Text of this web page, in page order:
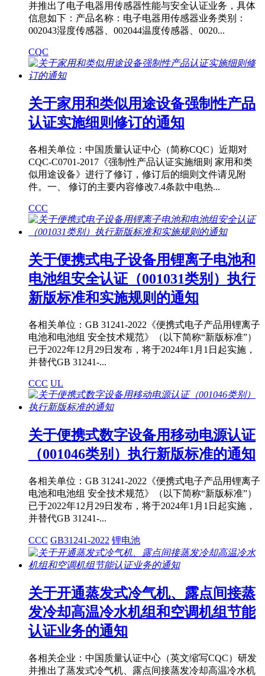
并推出了电子电器用传感器性能与安全认证业务，具体
信息如下：产品名称：电子电器用传感器业务类别：
002043湿度传感器、002044温度传感器、0020...
CQC
关于家用和类似用途设备强制性产品
认证实施细则修订的通知
各相关单位：中国质量认证中心（简称CQC）近期对
CQC-C0701-2017《强制性产品认证实施细则 家用和类
似用途设备》进行了修订，修订后的细则文件请见附
件。一、 修订的主要内容修改7.4条款中电热...
CCC
关于便携式电子设备用锂离子电池和
电池组安全认证（001031类别）执行
新版标准和实施规则的通知
各相关单位：GB 31241-2022《便携式电子产品用锂离子
电池和电池组 安全技术规范》（以下简称“新版标准”）
已于2022年12月29日发布，将于2024年1月1日起实施，
并替代GB 31241-...
CCC UL
关于便携式数字设备用移动电源认证
（001046类别）执行新版标准的通知
各相关单位：GB 31241-2022《便携式电子产品用锂离子
电池和电池组 安全技术规范》（以下简称“新版标准”）
已于2022年12月29日发布，将于2024年1月1日起实施，
并替代GB 31241-...
CCC GB31241-2022 锂电池
关于开通蒸发式冷气机、露点间接蒸
发冷却高温冷水机组和空调机组节能
认证业务的通知
各相关企业：中国质量认证中心（英文缩写CQC）研发
并推出了蒸发式冷气机、露点间接蒸发冷却高温冷水机